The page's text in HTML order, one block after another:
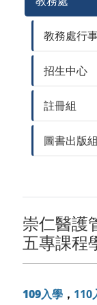
教務處行
招生中心
註冊組
圖書出版組
崇仁醫護
五專課程
109入學 ， 110